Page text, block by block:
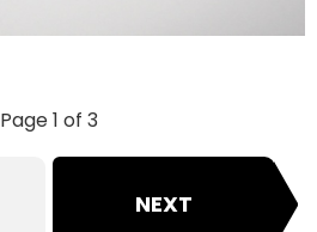
Page 1 of 3
NEXT